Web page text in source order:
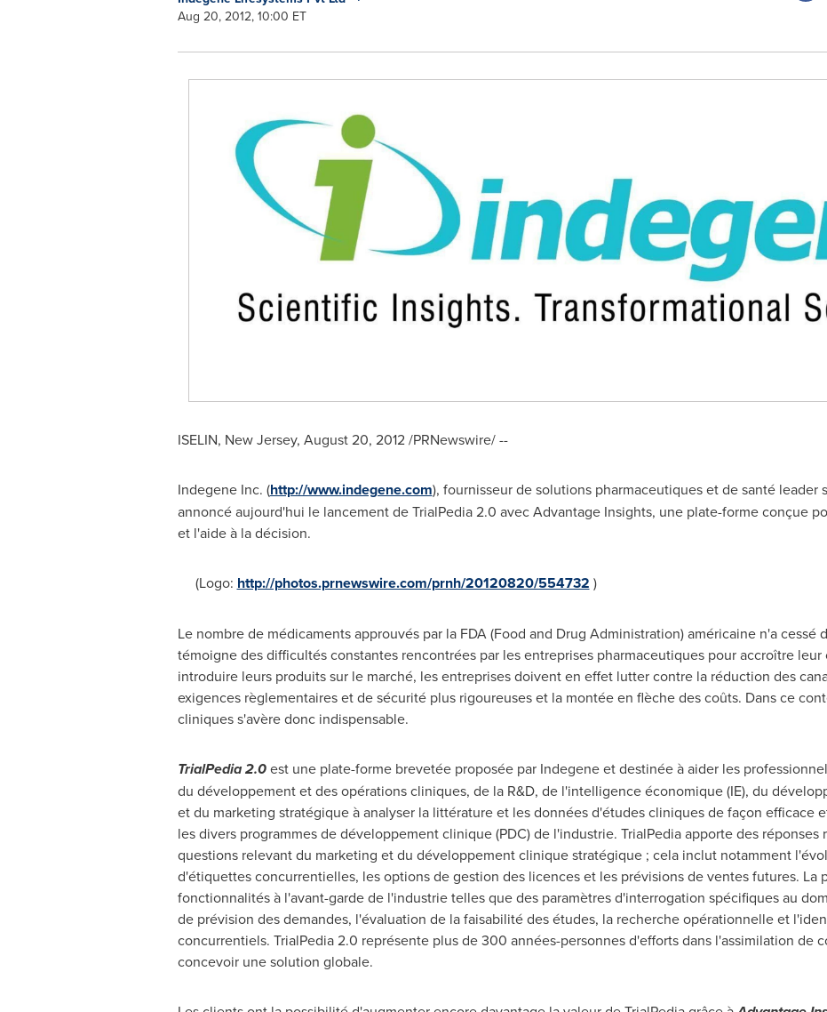
Aug 20, 2012, 10:00 ET
ISELIN, New Jersey, August 20, 2012/PRNewswire/ --
Indegene Inc. (http://www.indegene.com), fournisseur de solutions pharmaceutiques et de santé leader
annoncé aujourd'hui le lancement de TrialPedia 2.0 avec Advantage Insights, une plate-forme conçue
et l'aide à la décision.
(Logo: http://photos.prnewswire.com/prnh/20120820/554732 )
Le nombre de médicaments approuvés par la FDA (Food and Drug Administration) américaine n'a cessé
témoigne des difficultés constantes rencontrées par les entreprises pharmaceutiques pour accroître leur
introduire leurs produits sur le marché, les entreprises doivent en effet lutter contre la réduction des
exigences règlementaires et de sécurité plus rigoureuses et la montée en flèche des coûts. Dans ce
cliniques s'avère donc indispensable.
TrialPedia2.0est une plate-forme brevetée proposée par Indegene et destinée à aider les
du développement et des opérations cliniques, de la R&D, de l'intelligence économique (IE), du
et du marketing stratégique à analyser la littérature et les données d'études cliniques de façon efficace
les divers programmes de développement clinique (PDC) de l'industrie. TrialPedia apporte des réponses
questions relevant du marketing et du développement clinique stratégique ; cela inclut notamment
d'étiquettes concurrentielles, les options de gestion des licences et les prévisions de ventes futures. La
fonctionnalités à l'avant-garde de l'industrie telles que des paramètres d'interrogation spécifiques au
de prévision des demandes, l'évaluation de la faisabilité des études, la recherche opérationnelle et
concurrentiels. TrialPedia 2.0 représente plus de 300 années-personnes d'efforts dans l'assimilation de
concevoir une solution globale.